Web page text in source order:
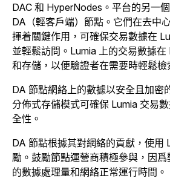
DAC 和 HyperNodes。平台的另一
DA（輕客戶端）節點。它們在去中
揮着關鍵作用，可確保交易數據在
並輕鬆訪問。Lumia 上的交易數據
和存儲，以便驗證者在需要時輕鬆檢
DA 節點網絡上的數據以安全且加密
分佈式存儲模式可確保 Lumia 交易
全性。
DA 節點根據其對網絡的貢獻，使用
勵。鼓勵節點運營商積極參與，因
的數據處理量和網絡正常運行時間。